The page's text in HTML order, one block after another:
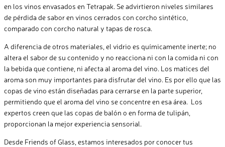
en los vinos envasados en Tetrapak. Se advirtieron niveles similares
de pérdida de sabor en vinos cerrados con corcho sintético,
comparado con corcho natural y tapas de rosca.
A diferencia de otros materiales, el vidrio es químicamente inerte; no
altera el sabor de su contenido y no reacciona ni con la comida ni con
la bebida que contiene, ni afecta al aroma del vino. Los matices del
aroma son muy importantes para disfrutar del vino. Es por ello que las
copas de vino están diseñadas para cerrarse en la parte superior,
permitiendo que el aroma del vino se concentre en esa área. Los
expertos creen que las copas de balón o en forma de tulipán,
proporcionan la mejor experiencia sensorial.
Desde Friends of Glass, estamos interesados por conocer tus